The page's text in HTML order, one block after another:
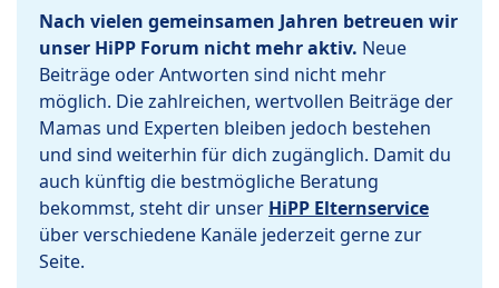
Nach vielen gemeinsamen Jahren betreuen wir
unser HiPP Forum nicht mehr aktiv. Neue
Beiträge oder Antworten sind nicht mehr
möglich. Die zahlreichen, wertvollen Beiträge der
Mamas und Experten bleiben jedoch bestehen
und sind weiterhin für dich zugänglich. Damit du
auch künftig die bestmögliche Beratung
bekommst, steht dir unser HiPP Elternservice
über verschiedene Kanäle jederzeit gerne zur
Seite.